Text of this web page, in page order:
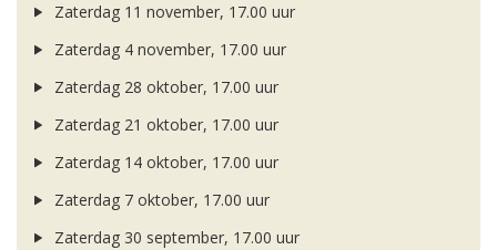
Zaterdag 11 november, 17.00 uur
Zaterdag 4 november, 17.00 uur
Zaterdag 28 oktober, 17.00 uur
Zaterdag 21 oktober, 17.00 uur
Zaterdag 14 oktober, 17.00 uur
Zaterdag 7 oktober, 17.00 uur
Zaterdag 30 september, 17.00 uur